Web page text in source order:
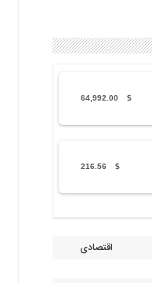
$
64,992.00
$
216.56
اقتصادی